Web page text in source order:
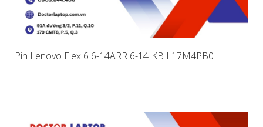
Pin Lenovo Flex 6 6-14ARR 6-14IKB L17M4PB0